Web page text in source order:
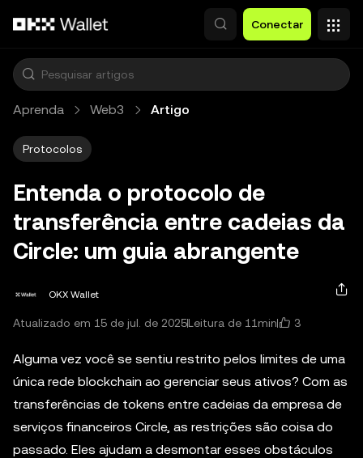
Conectar
Aprenda Web3 Artigo
Protocolos
Entenda o protocolo de
transferência entre cadeias da
Circle: um guia abrangente
OKX Wallet
Atualizado em 15 de jul. de 2025Leitura de 11min 3
Alguma vez você se sentiu restrito pelos limites de uma
única rede blockchain ao gerenciar seus ativos? Com as
transferências de tokens entre cadeias da empresa de
serviços financeiros Circle, as restrições são coisa do
passado. Eles ajudam a desmontar esses obstáculos